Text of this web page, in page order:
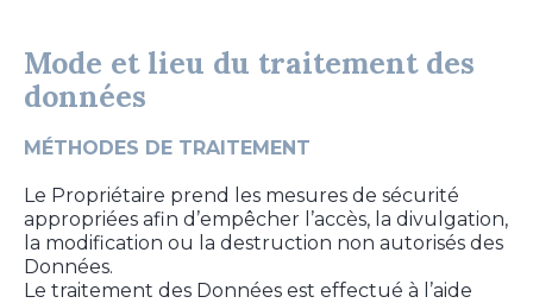
Mode et lieu du traitement des
données
MÉTHODES DE TRAITEMENT
Le Propriétaire prend les mesures de sécurité
appropriées afin d’empêcher l’accès, la divulgation,
la modification ou la destruction non autorisés des
Données.
Le traitement des Données est effectué à l’aide